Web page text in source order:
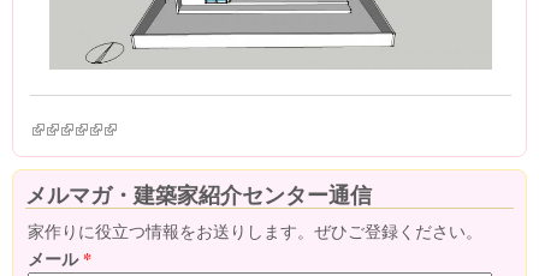
(link is external)
(link is external)
(link is external)
(link is external)
(link is external)
(link is external)
メルマガ・建築家紹介センター通信
家作りに役立つ情報をお送りします。ぜひご登録ください。
メール*